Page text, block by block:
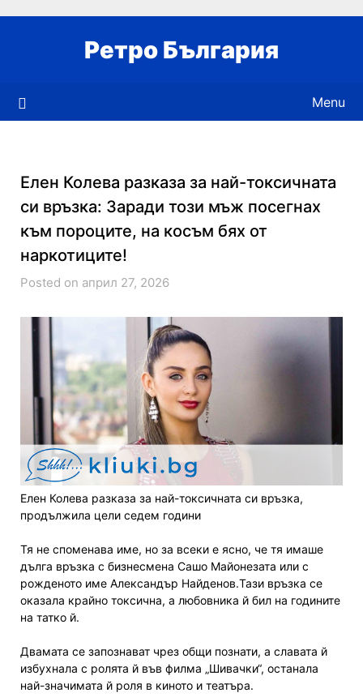
Ретро България
Menu
Елен Колева разказа за най-токсичната
си връзка: Заради този мъж посегнах
към пороците, на косъм бях от
наркотиците!
Posted on април 27, 2026
Елен Колева разказа за най-токсичната си връзка,
продължила цели седем години
Тя не споменава име, но за всеки е ясно, че тя имаше
дълга връзка с бизнесмена Сашо Майонезата или с
рожденото име Александър Найденов.Тази връзка се
оказала крайно токсична, а любовника й бил на годините
на татко й.
Двамата се запознават чрез общи познати, а славата й
избухнала с ролята й във филма „Шивачки“, останала
най-значимата й роля в киното и театъра.